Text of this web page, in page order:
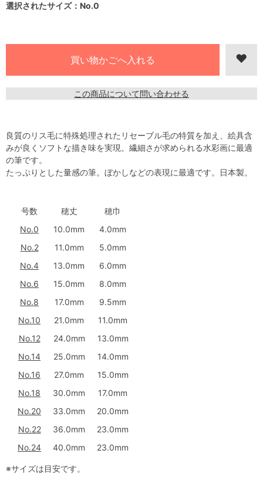
選択されたサイズ：No.0
この商品について問い合わせる
良質のリス毛に特殊処理されたリセーブル毛の特質を加え、絵具含
みが良くソフトな描き味を実現。繊細さが求められる水彩画に最適
の筆です。
たっぷりとした量感の筆。ぼかしなどの表現に最適です。日本製。
号数 穂丈
穂巾
No.0
10.0mm
4.0mm
No.2
11.0mm
5.0mm
No.4
13.0mm
6.0mm
No.6
15.0mm
8.0mm
No.8
17.0mm
9.5mm
No.10
21.0mm
11.0mm
No.12
24.0mm
13.0mm
No.14
25.0mm
14.0mm
No.16
27.0mm
15.0mm
No.18
30.0mm
17.0mm
No.20
33.0mm
20.0mm
No.22
36.0mm
23.0mm
No.24
40.0mm 23.0mm
※サイズは目安です。